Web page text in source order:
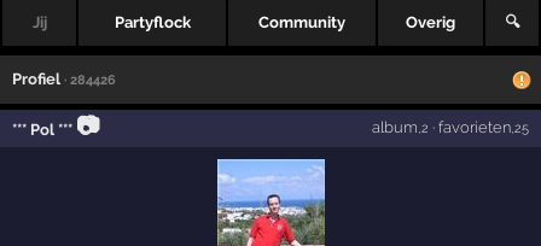
Jij Partyflock Community Overig 🔍
Profiel · 284426
*** Pol *** 📷 album ,2 · favorieten,25